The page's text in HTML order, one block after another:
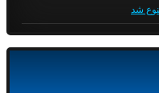
شد